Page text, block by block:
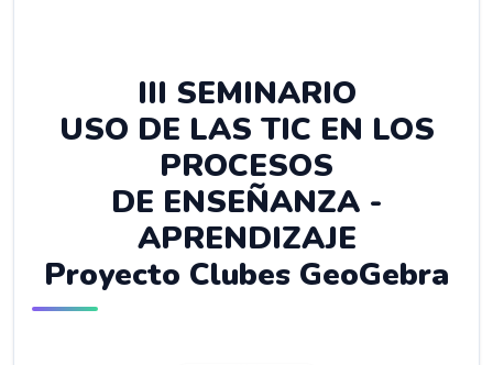
III SEMINARIO
USO DE LAS TIC EN LOS
PROCESOS
DE ENSEÑANZA -
APRENDIZAJE
Proyecto Clubes GeoGebra